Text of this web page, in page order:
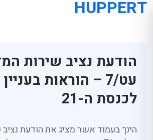
HUPPERT
הודעת נציב שירות
עט/7 – הוראות
לכנסת ה-21
הינך בעמוד אשר מציג את הודעת נציב